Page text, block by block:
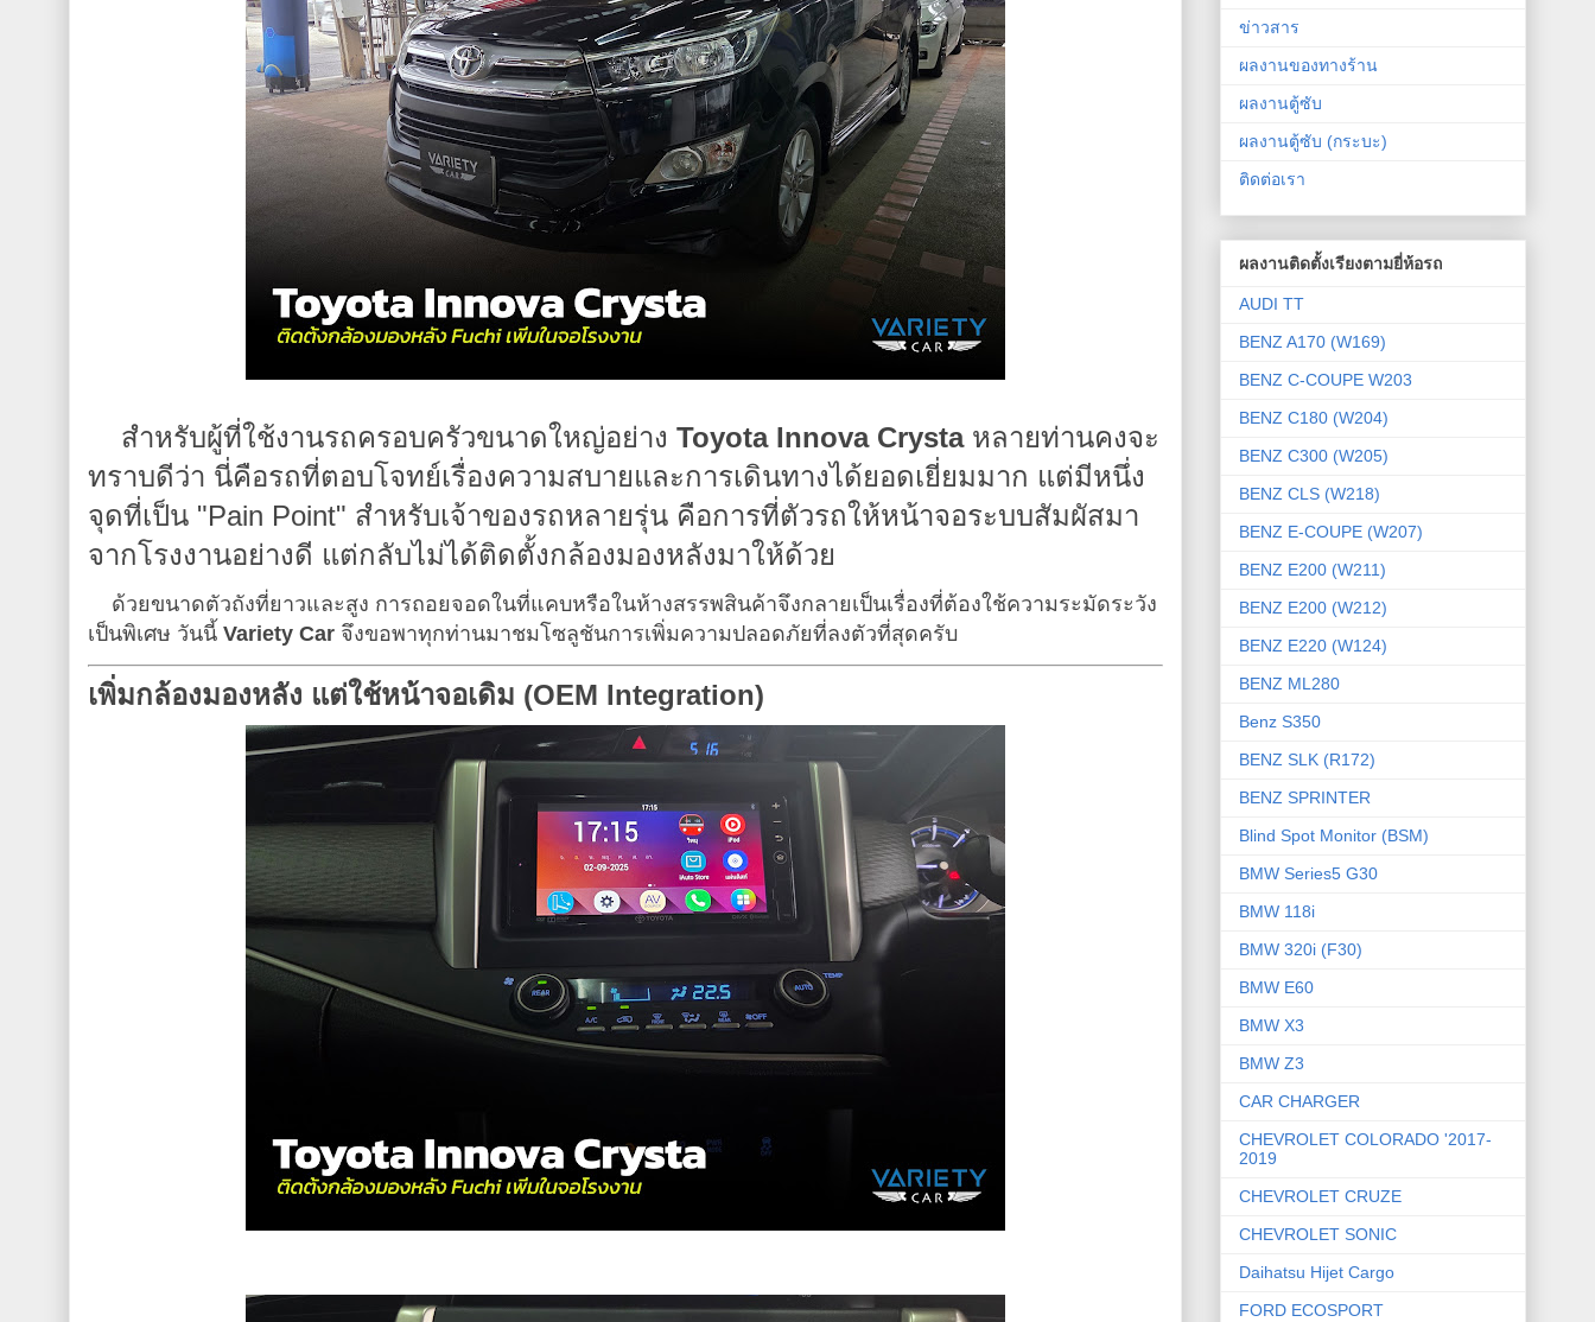
สำหรับผู้ที่ใช้งานรถครอบครัวขนาดใหญ่อย่าง Toyota Innova Crystaหลายท่านคงจะ
ทราบดีว่า นี่คือรถที่ตอบโจทย์เรื่องความสบายและการเดินทางได้ยอดเยี่ยมมาก แต่มีหนึ่ง
จุดที่เป็น "Pain Point" สำหรับเจ้าของรถหลายรุ่น คือการที่ตัวรถให้หน้าจอระบบสัมผัสมา
จากโรงงานอย่างดี แต่กลับไม่ได้ติดตั้งกล้องมองหลังมาให้ด้วย
ด้วยขนาดตัวถังที่ยาวและสูง การถอยจอดในที่แคบหรือในห้างสรรพสินค้าจึงกลายเป็นเรื่องที่ต้องใช้ความระมัดระวัง
เป็นพิเศษ วันนี้ Variety Car จึงขอพาทุกท่านมาชมโซลูชันการเพิ่มความปลอดภัยที่ลงตัวที่สุดครับ
เพิ่มกล้องมองหลัง แต่ใช้หน้าจอเดิม (OEM Integration)
ข่าวสาร
ผลงานของทางร้าน
ผลงานตู้ซับ
ผลงานตู้ซับ (กระบะ)
ติดต่อเรา
ผลงานติดตั้งเรียงตามยี่ห้อรถ
AUDI TT
BENZ A170 (W169)
BENZ C-COUPE W203
BENZ C180 (W204)
BENZ C300 (W205)
BENZ CLS (W218)
BENZ E-COUPE (W207)
BENZ E200 (W211)
BENZ E200 (W212)
BENZ E220 (W124)
BENZ ML280
Benz S350
BENZ SLK (R172)
BENZ SPRINTER
Blind Spot Monitor (BSM)
BMW Series5 G30
BMW 118i
BMW 320i (F30)
BMW E60
BMW X3
BMW Z3
CAR CHARGER
CHEVROLET COLORADO '2017-
2019
CHEVROLET CRUZE
CHEVROLET SONIC
Daihatsu Hijet Cargo
FORD ECOSPORT